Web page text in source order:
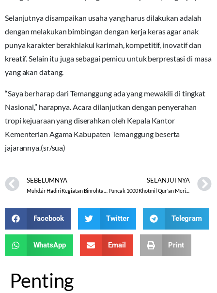
Selanjutnya disampaikan usaha yang harus dilakukan adalah
dengan melakukan bimbingan dengan kerja keras agar anak
punya karakter berakhlakul karimah, kompetitif, inovatif dan
kreatif. Selain itu juga sebagai pemicu untuk berprestasi di masa
yang akan datang.
“Saya berharap dari Temanggung ada yang mewakili di tingkat
Nasional,” harapnya. Acara dilanjutkan dengan penyerahan
tropi kejuaraan yang diserahkan oleh Kepala Kantor
Kementerian Agama Kabupaten Temanggung beserta
jajarannya.(sr/sua)
SEBELUMNYA SELANJUTNYA
Facebook Twitter Telegram
WhatsApp Email Print
Penting